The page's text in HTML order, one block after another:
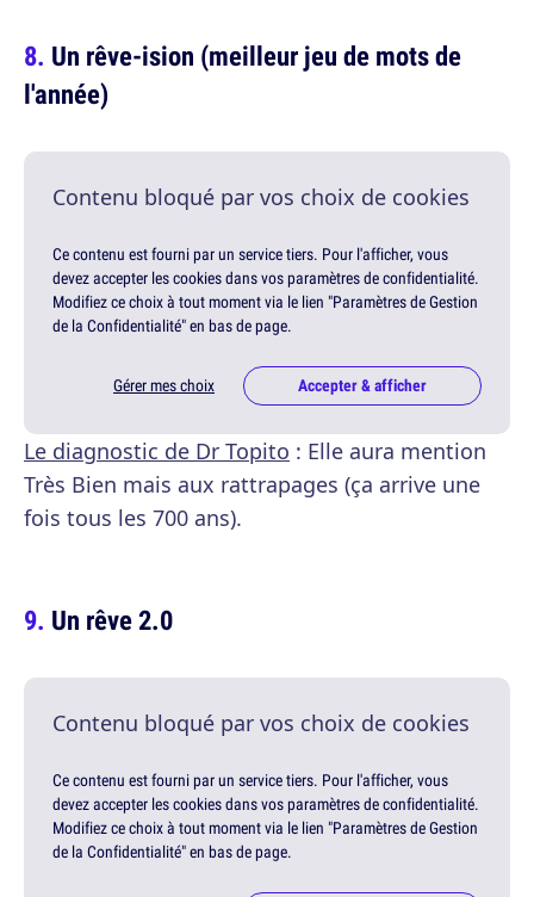
Un rêve-ision (meilleur jeu de mots de
l'année)
Contenu bloqué par vos choix de cookies
Ce contenu est fourni par un service tiers. Pour l'afficher, vous
devez accepter les cookies dans vos paramètres de confidentialité.
Modifiez ce choix à tout moment via le lien "Paramètres de Gestion
de la Confidentialité" en bas de page.
Gérer mes choix Accepter & afficher
Le diagnostic de Dr Topito : Elle aura mention
Très Bien mais aux rattrapages (ça arrive une
fois tous les 700 ans).
Un rêve 2.0
Contenu bloqué par vos choix de cookies
Ce contenu est fourni par un service tiers. Pour l'afficher, vous
devez accepter les cookies dans vos paramètres de confidentialité.
Modifiez ce choix à tout moment via le lien "Paramètres de Gestion
de la Confidentialité" en bas de page.